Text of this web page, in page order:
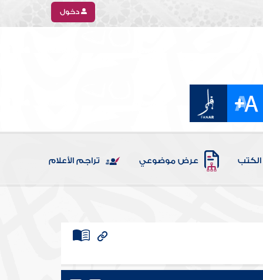
دخول
الكتب عرض موضوعي تراجم الأعلام